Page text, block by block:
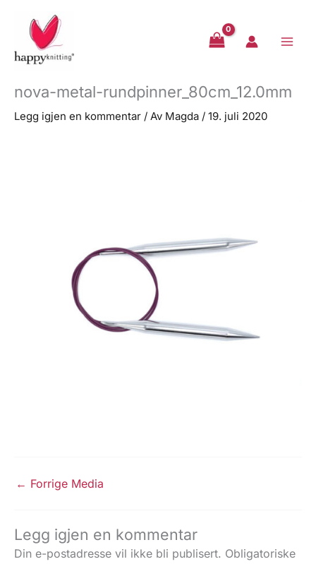
innholdet
nova-metal-rundpinner_80cm_12.0mm
Legg igjen en kommentar / Av Magda / 19. juli 2020
← Forrige Media
Legg igjen en kommentar
Din e-postadresse vil ikke bli publisert. Obligatoriske